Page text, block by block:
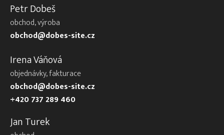
Petr Dobeš
obchod, výroba
obchod@dobes-site.cz
Irena Váňová
objednávky, fakturace
obchod@dobes-site.cz
+420 737 289 460
Jan Turek